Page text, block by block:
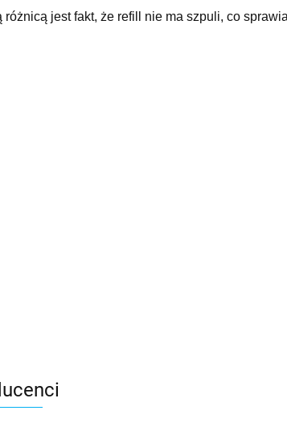
jest fakt, że refill nie ma szpuli, co